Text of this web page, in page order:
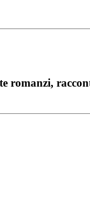
romanzi,